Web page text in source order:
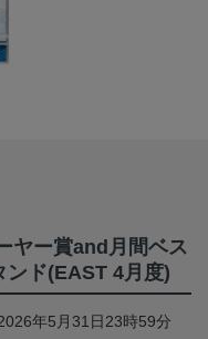
ヤー賞and月間ベス
ンド(EAST 4月度)
年5月31日23時59分